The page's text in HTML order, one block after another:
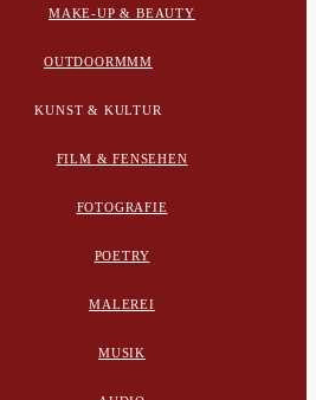
MAKE-UP & BEAUTY
OUTDOORMMM
KUNST & KULTUR
FILM & FENSEHEN
FOTOGRAFIE
POETRY
MALEREI
MUSIK